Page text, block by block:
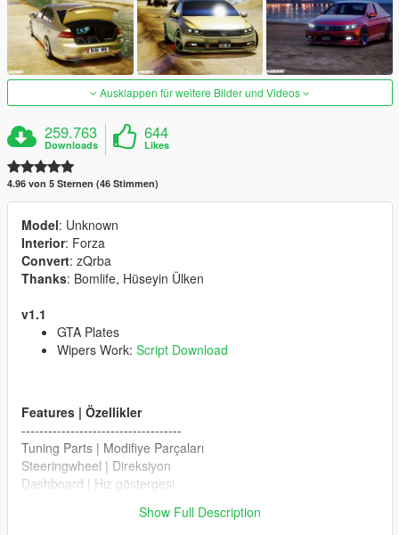
Ausklappen für weitere Bilder und Videos
259.763
Downloads
644
Likes
4.96 von 5 Sternen (46 Stimmen)
Model: Unknown
Interior: Forza
Convert: zQrba
Thanks: Bomlife, Hüseyin Ülken
v1.1
GTA Plates
Wipers Work: Script Download
Features | Özellikler
------------------------------------
Tuning Parts | Modifiye Parçaları
Steeringwheel | Direksiyon
Dashboard | Hız göstergesi
Breakable Glass | Camlar kırılıyor
Show Full Description